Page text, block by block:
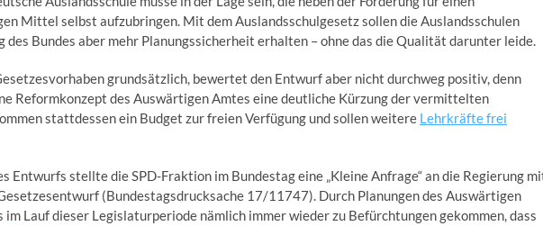
Mittel selbst aufzubringen. Mit dem Auslandsschulgesetz sollen die Auslandsschulen
Bundes aber mehr Planungssicherheit erhalten – ohne das die Qualität darunter leide.
grundsätzlich, bewertet den Entwurf aber nicht durchweg positiv, denn
Reformkonzept des Auswärtigen Amtes eine deutliche Kürzung der vermittelten
stattdessen ein Budget zur freien Verfügung und sollen weitere Lehrkräfte frei
Entwurfs stellte die SPD-Fraktion im Bundestag eine „Kleine Anfrage“ an die Regierung
(Bundestagsdrucksache 17/11747). Durch Planungen des Auswärtigen
im Lauf dieser Legislaturperiode nämlich immer wieder zu Befürchtungen gekommen, dass